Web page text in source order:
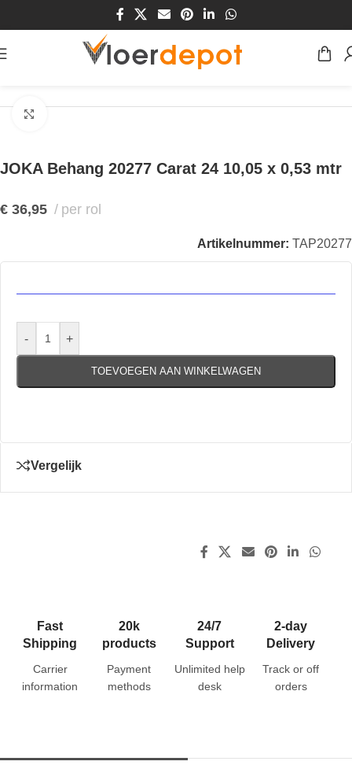
JOKA Behang 20277 Carat 24 10,05 x 0,53 mtr
€ 36,95 per rol
Artikelnummer: TAP20277
- +
TOEVOEGEN AAN WINKELWAGEN
Vergelijk
Fast
Shipping
Carrier
information
20k
products
Payment
methods
24/7
Support
Unlimited help
desk
2-day
Delivery
Track or off
orders